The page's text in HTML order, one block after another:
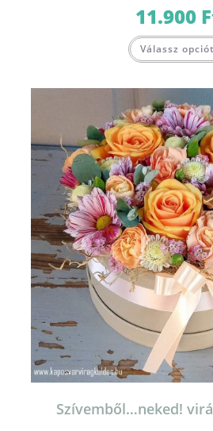
11.900
Válassz opciót
Szívemből…neked!